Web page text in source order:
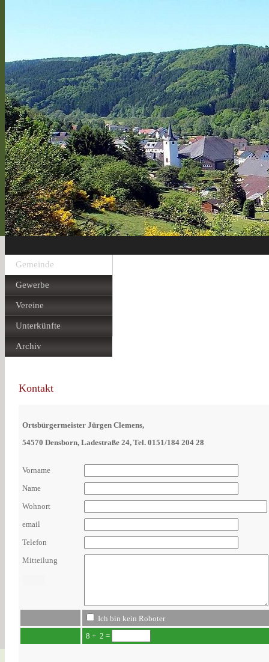
Gemeinde
Gewerbe
Vereine
Unterkünfte
Archiv
Kontakt
Ortsbürgermeister Jürgen Clemens,
54570 Densborn, Ladestraße 24, Tel. 0151/184 204 28
Vorname
Name
Wohnort
email
Telefon
Mitteilung
Ich bin kein Roboter
8 + 2 =